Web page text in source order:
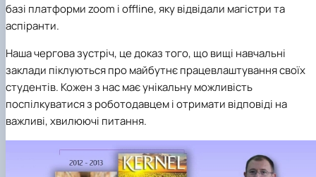
базі платформи zoom і offline, яку відвідали магістри та
аспіранти.
Наша чергова зустріч, це доказ того, що вищі навчальні
заклади піклуються про майбутнє працевлаштування своїх
студентів. Кожен з нас має унікальну можливість
поспілкуватися з роботодавцем і отримати відповіді на
важливі, хвилюючі питання.